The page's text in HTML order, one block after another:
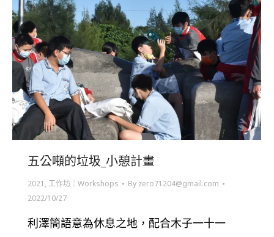
五公噸的垃圾_小憩計畫
2021 , 工作坊｜Workshops By zero71204@gmail.com
2022/10/27
利澤簡語意為休息之地，配合木子一十一